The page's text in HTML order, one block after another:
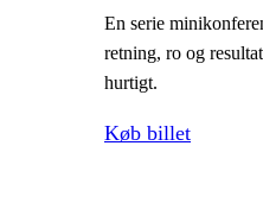
En serie
retning, ro og
hurtigt.
Køb billet